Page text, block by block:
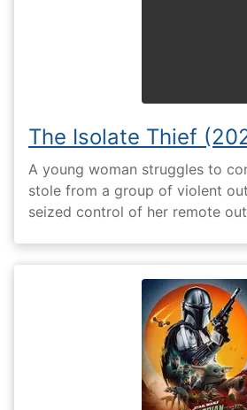
The Isolate Thief
A young woman struggles to
stole from a group of violent
seized control of her remote